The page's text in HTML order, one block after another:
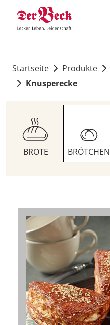
Startseite Produkte
Knusperecke
BROTE BRÖTCHEN